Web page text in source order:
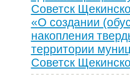
Советск
«О создании
накопления
территории
Советск